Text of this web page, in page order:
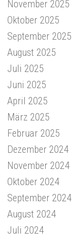
November 2025
Oktober 2025
September 2025
August 2025
Juli 2025
Juni 2025
April 2025
März 2025
Februar 2025
Dezember 2024
November 2024
Oktober 2024
September 2024
August 2024
Juli 2024